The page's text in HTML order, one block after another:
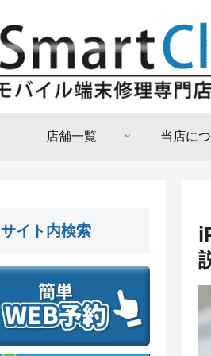
店舗一覧 当店に
サイト内検索